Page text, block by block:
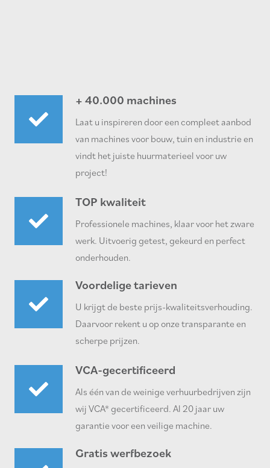
+ 40.000 machines
Laat u inspireren door een compleet aanbod
van machines voor bouw, tuin en industrie en
vindt het juiste huurmaterieel voor uw
project!
TOP kwaliteit
Professionele machines, klaar voor het zware
werk. Uitvoerig getest, gekeurd en perfect
onderhouden.
Voordelige tarieven
U krijgt de beste prijs-kwaliteitsverhouding.
Daarvoor rekent u op onze transparante en
scherpe prijzen.
VCA-gecertificeerd
Als één van de weinige verhuurbedrijven zijn
wij VCA* gecertificeerd. Al 20 jaar uw
garantie voor een veilige machine.
Gratis werfbezoek